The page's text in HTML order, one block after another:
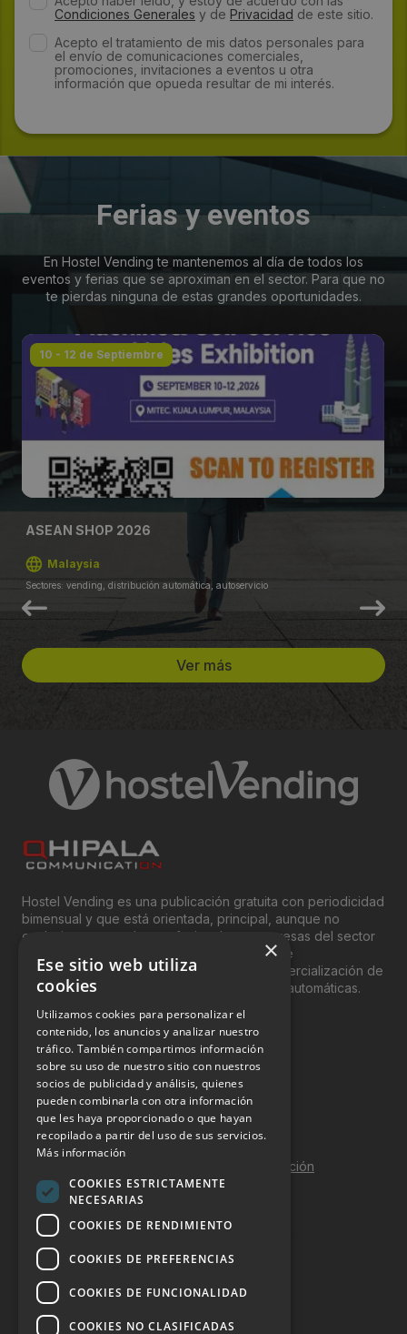
Condiciones Generales y de Privacidad de este sitio.
Acepto el tratamiento de mis datos personales para
el envío de comunicaciones comerciales,
promociones, invitaciones a eventos u otra
información que opueda resultar de mi interés.
Ferias y eventos
En Hostel Vending te mantenemos al día de todos los
eventos y ferias que se aproximan en el sector. Para que no
te pierdas ninguna de estas grandes oportunidades.
10 - 12 de Septiembre
ASEAN SHOP 2026
Malaysia
Sectores: vending, distribución automática, autoservicio
Ver más
Hostel Vending es una publicación gratuita con periodicidad
bimensual y que está orientada, principal, aunque no
exclusivamente, a los profesionales y empresas del sector
del “Vending”; nombre con el que se conoce
genéricamente entre profesionales a la comercialización de
productos y servicios a través de máquinas automáticas.
INFORMACIÓN LEGAL
Aviso Legal
Política de Privacidad
Política de Cookies
Política de calidad y seguridad de la información
Contacto
DOSSIER Y CONTRATACIÓN
Dossier 2026 (ES)
×
Ese sitio web utiliza
cookies
Utilizamos cookies para personalizar el
contenido, los anuncios y analizar nuestro
tráfico. También compartimos información
sobre su uso de nuestro sitio con nuestros
socios de publicidad y análisis, quienes
pueden combinarla con otra información
que les haya proporcionado o que hayan
recopilado a partir del uso de sus servicios.
Más información
COOKIES ESTRICTAMENTE
NECESARIAS
COOKIES DE RENDIMIENTO
COOKIES DE PREFERENCIAS
COOKIES DE FUNCIONALIDAD
COOKIES NO CLASIFICADAS